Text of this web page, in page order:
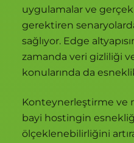
uygulamalar ve
gerektiren
sağlıyor. Edge
zamanda veri gizliliği
konularında da
Konteynerleştirme ve
bayi hostingin
ölçeklenebilirliğini